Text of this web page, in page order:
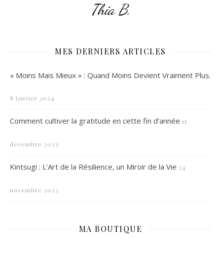
Thia B.
MES DERNIERS ARTICLES
« Moins Mais Mieux » : Quand Moins Devient Vraiment Plus.
8 janvier 2024
Comment cultiver la gratitude en cette fin d’année 15
décembre 2023
Kintsugi : L’Art de la Résilience, un Miroir de la Vie 24
novembre 2023
MA BOUTIQUE